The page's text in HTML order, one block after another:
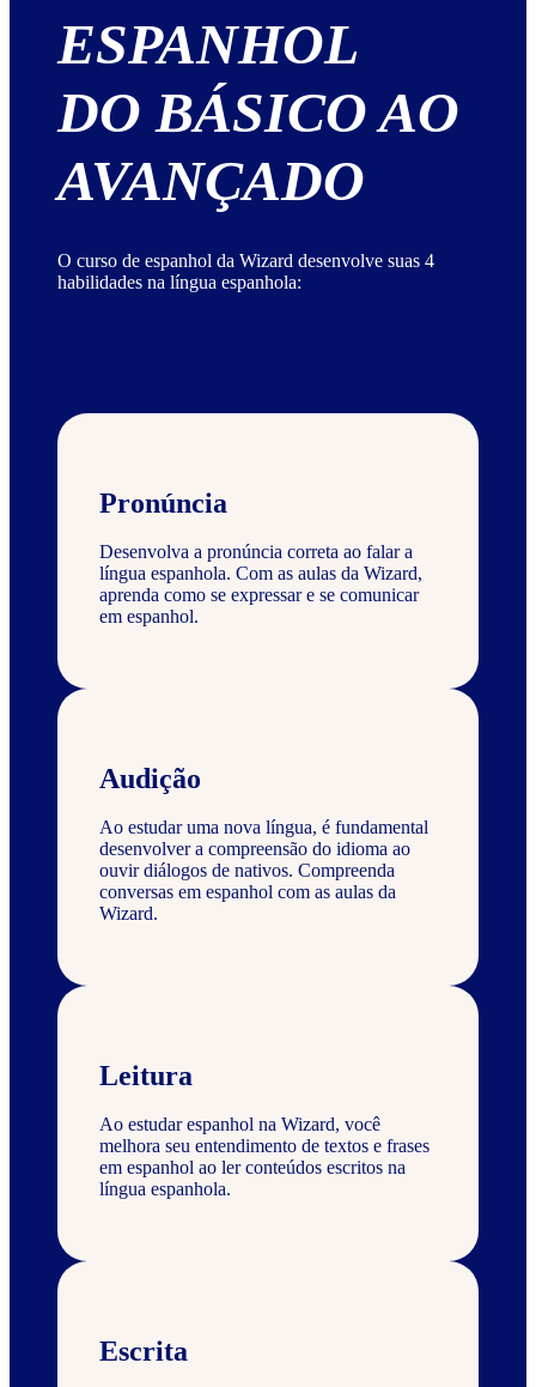
ESPANHOL
DO BÁSICO AO
AVANÇADO
O curso de espanhol da Wizard desenvolve suas 4
habilidades na língua espanhola:
Pronúncia
Desenvolva a pronúncia correta ao falar a
língua espanhola. Com as aulas da Wizard,
aprenda como se expressar e se comunicar
em espanhol.
Audição
Ao estudar uma nova língua, é fundamental
desenvolver a compreensão do idioma ao
ouvir diálogos de nativos. Compreenda
conversas em espanhol com as aulas da
Wizard.
Leitura
Ao estudar espanhol na Wizard, você
melhora seu entendimento de textos e frases
em espanhol ao ler conteúdos escritos na
língua espanhola.
Escrita